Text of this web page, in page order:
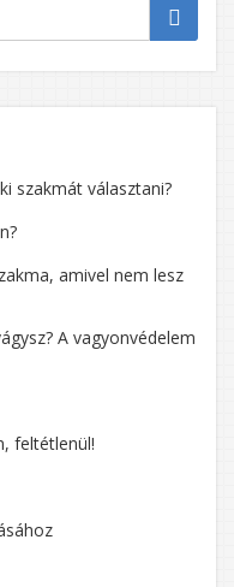
szakmát választani?
amivel nem lesz
A vagyonvédelem
feltétlenül!